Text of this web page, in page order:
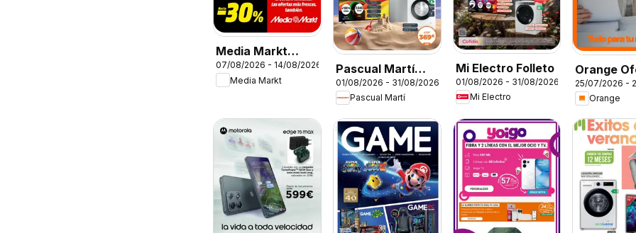
Media Markt
Folleto
07/08/2026 - 14/08/2026
Media Markt
Pascual Martí
Folleto
01/08/2026 - 31/08/2026
Pascual Martí
Mi Electro Folleto
01/08/2026 - 31/08/2026
Mi Electro
Orange
25/07/2026 -
Orange